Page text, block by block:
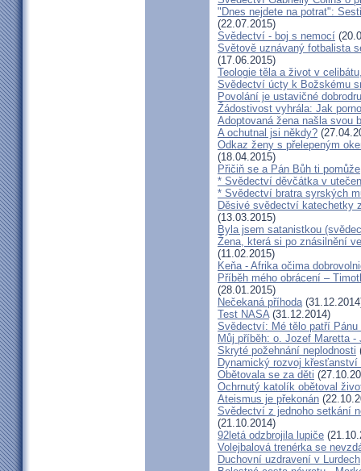
"Dnes nejdete na potrat":
(22.07.2015)
Svědectví - boj s nemocí
Světově uznávaný fotbalista
(17.06.2015)
Teologie těla a život v
Svědectví úcty k Božskému
Povolání je ustavičné
Žádostivost vyhrála: Jak
Adoptovaná žena našla svou
A ochutnal jsi někdy?
Odkaz ženy s přelepeným
(18.04.2015)
Přičiň se a Pán Bůh ti pomůže
* Svědectví děvčátka v
* Svědectví bratra syrských
Děsivé svědectví katechetky
(13.03.2015)
Byla jsem satanistkou
Žena, která si po znásilnění
(11.02.2015)
Keňa - Afrika očima
Příběh mého obrácení –
(28.01.2015)
Nečekaná příhoda
Test NASA(31.12.2014)
Svědectví: Mé tělo patří
Můj příběh: o. Jozef Maretta
Skryté požehnání neplodnosti
Dynamický rozvoj křesťanství
Obětovala se za děti
Ochrnutý katolík obětoval
Ateismus je překonán
Svědectví z jednoho setkání
(21.10.2014)
92letá odzbrojila lupiče
Volejbalová trenérka se
Duchovní uzdravení v Lurdech